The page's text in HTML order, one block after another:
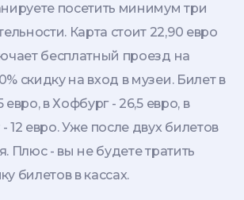
посетить минимум три
Карта стоит 22,90 евро
бесплатный проезд на
скидку на вход в музеи. Билет в
в Хофбург - 26,5 евро, в
12 евро. Уже после двух билетов
Плюс - вы не будете тратить
билетов в кассах.